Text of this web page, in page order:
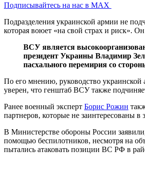
Подписывайтесь на нас в MAX
Подразделения украинской армии не
которая воюет «на свой страх и риск».
ВСУ является
президент Украины Владимир
пасхального перемирия со
По его мнению, руководство украинской
уверен, что генштаб ВСУ также
Ранее военный эксперт Борис Рожин
партнеров, которые не заинтересованы в
В Министерстве обороны России
помощью беспилотников, несмотря на
пытались атаковать позиции ВС РФ в